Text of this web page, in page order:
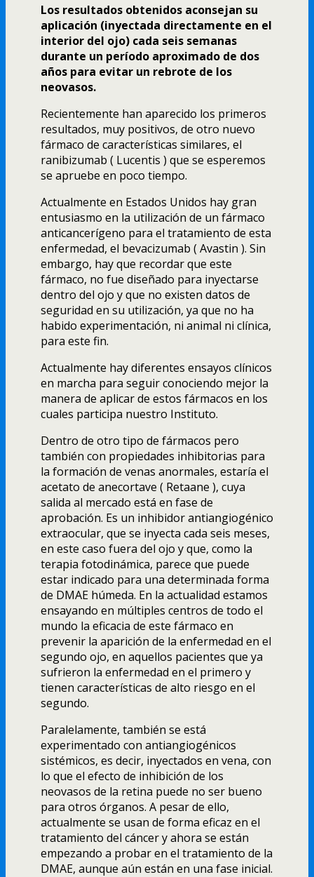
Los resultados obtenidos aconsejan su
aplicación (inyectada directamente en el
interior del ojo) cada seis semanas
durante un perí­odo aproximado de dos
años para evitar un rebrote de los
neovasos.
Recientemente han aparecido los primeros
resultados, muy positivos, de otro nuevo
fármaco de caracterí­sticas similares, el
ranibizumab ( Lucentis ) que se esperemos
se apruebe en poco tiempo.
Actualmente en Estados Unidos hay gran
entusiasmo en la utilización de un fármaco
anticancerí­geno para el tratamiento de esta
enfermedad, el bevacizumab ( Avastin ). Sin
embargo, hay que recordar que este
fármaco, no fue diseñado para inyectarse
dentro del ojo y que no existen datos de
seguridad en su utilización, ya que no ha
habido experimentación, ni animal ni clí­nica,
para este fin.
Actualmente hay diferentes ensayos clí­nicos
en marcha para seguir conociendo mejor la
manera de aplicar de estos fármacos en los
cuales participa nuestro Instituto.
Dentro de otro tipo de fármacos pero
también con propiedades inhibitorias para
la formación de venas anormales, estarí­a el
acetato de anecortave ( Retaane ), cuya
salida al mercado está en fase de
aprobación. Es un inhibidor antiangiogénico
extraocular, que se inyecta cada seis meses,
en este caso fuera del ojo y que, como la
terapia fotodinámica, parece que puede
estar indicado para una determinada forma
de DMAE húmeda. En la actualidad estamos
ensayando en múltiples centros de todo el
mundo la eficacia de este fármaco en
prevenir la aparición de la enfermedad en el
segundo ojo, en aquellos pacientes que ya
sufrieron la enfermedad en el primero y
tienen caracterí­sticas de alto riesgo en el
segundo.
Paralelamente, también se está
experimentado con antiangiogénicos
sistémicos, es decir, inyectados en vena, con
lo que el efecto de inhibición de los
neovasos de la retina puede no ser bueno
para otros órganos. A pesar de ello,
actualmente se usan de forma eficaz en el
tratamiento del cáncer y ahora se están
empezando a probar en el tratamiento de la
DMAE, aunque aún están en una fase inicial.